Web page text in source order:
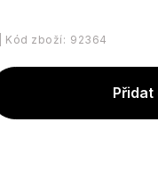
Kód zboží: 92364
Přidat